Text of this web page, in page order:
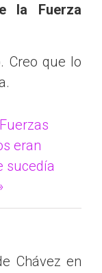
la Fuerza
Creo que lo
eran
sucedía
Chávez en